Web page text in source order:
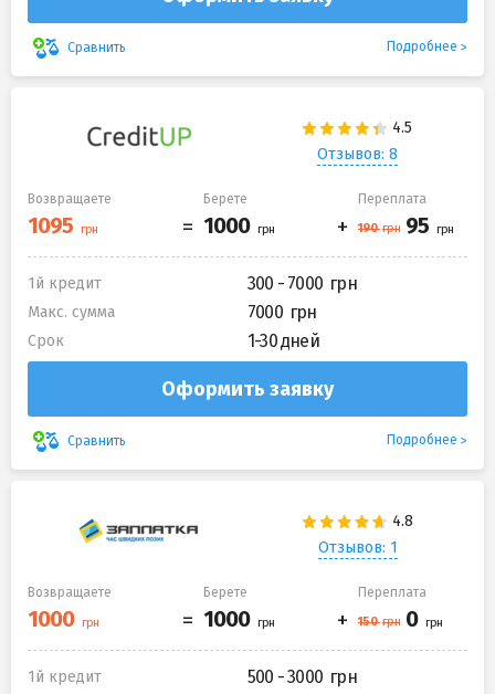
Сравнить Подробнее
Отзывов: 8
Возвращаете Берете Переплата
1й кредит 300 - 7000
Макс. сумма 7000
Срок 1-30 дней
Оформить заявку
Сравнить Подробнее
Отзывов: 1
Возвращаете Берете Переплата
1й кредит 500 - 3000